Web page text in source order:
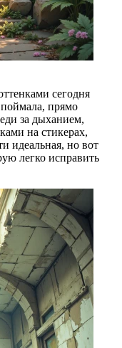
сегодня
прямо
за дыханием,
на стикерах,
идеальная, но вот
легко исправить